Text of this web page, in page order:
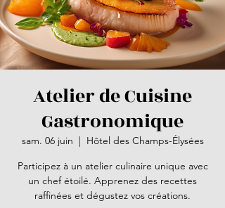
Atelier de Cuisine
Gastronomique
sam. 06 juin
  |
Hôtel des Champs-Élysées
Participez à un atelier culinaire unique avec
un chef étoilé. Apprenez des recettes
raffinées et dégustez vos créations.